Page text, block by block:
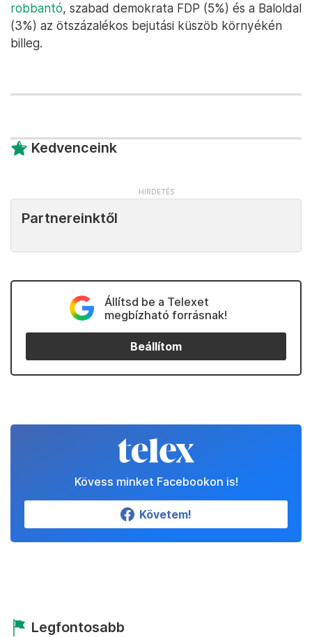
robbantó, szabad demokrata FDP (5%) és a Baloldal
(3%) az ötszázalékos bejutási küszöb környékén
billeg.
Kedvenceink
Partnereinktől
Állítsd be a Telexet
megbízható forrásnak!
Beállítom
Kövess minket Facebookon is!
Követem!
Legfontosabb